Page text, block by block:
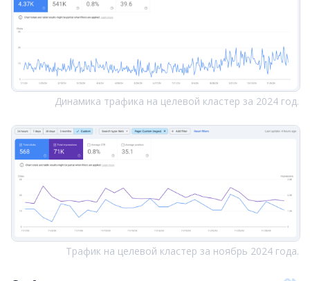
Динамика трафика на целевой кластер за 2024 год.
Трафик на целевой кластер за ноябрь 2024 года.